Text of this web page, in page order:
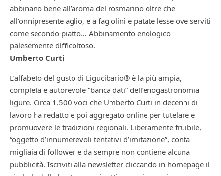
abbinano bene all’aroma del rosmarino oltre che
all’onnipresente aglio, e a fagiolini e patate lesse ove serviti
come secondo piatto… Abbinamento enologico
palesemente difficoltoso.
Umberto Curti
L’alfabeto del gusto di Ligucibario® è la più ampia,
completa e autorevole “banca dati” dell’enogastronomia
ligure. Circa 1.500 voci che Umberto Curti in decenni di
lavoro ha redatto e poi aggregato online per tutelare e
promuovere le tradizioni regionali. Liberamente fruibile,
“oggetto d’innumerevoli tentativi d’imitazione”, conta
migliaia di follower e da sempre non contiene alcuna
pubblicità. Iscriviti alla newsletter cliccando in homepage il